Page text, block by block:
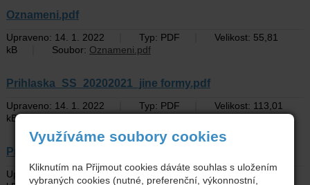
Oznameni.pdf
Upraveno: 14. 1. 2022 Typ: PDF
Velikost: 55,81
kB
Soubor: Oznameni.pdf
Prihlaska_SS_20202021_jine formy.pdf
Upraveno: 14. 1. 2022 Typ: PDF
Velikost: 113,01
kB
|
Prihlaska_SS_20202021_denni.pdf
Upraveno: 14. 1. 2022 | Typ: PDF |
Velikost: 141,19
Využíváme soubory cookies
Kliknutím na Přijmout cookies dáváte souhlas s uložením
vybraných cookies (nutné, preferenční, výkonnostní,